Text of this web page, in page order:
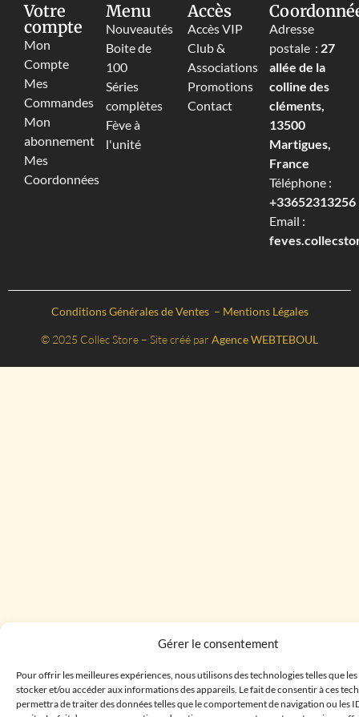
Gérer le consentement
Pour offrir les meilleures expériences, nous utilisons des technologies telles que
stocker et/ou accéder aux informations des appareils. Le fait de consentir à ces
permettra de traiter des données telles que le comportement de navigation ou les
Votre
compte
Mon
Compte
Mes
Commandes
Mon
abonnement
Mes
Coordonnées
Menu
Nouveautés
Boite de
100
Séries
complètes
Fève à
l'unité
Accès
Accès VIP
Club &
Associations
Promotions
Contact
Adresse
postale : 27
allée de la
colline des
cléments,
13500
Martigues,
France
Téléphone :
+33652313256‬
Email :
Conditions Générales de Ventes – Mentions Légales
© 2025 Collec Store – Site créé par Agence WEBTEBOUL